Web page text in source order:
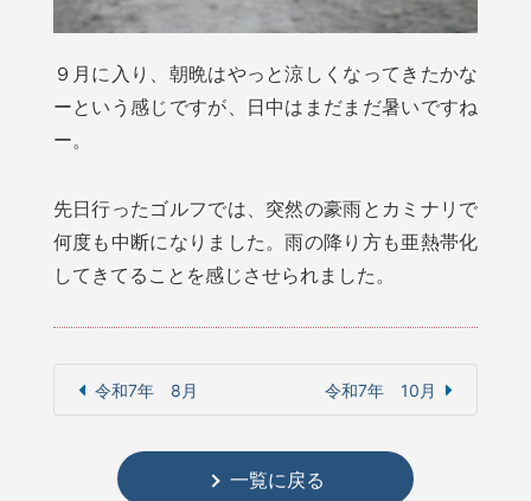
９月に入り、朝晩はやっと涼しくなってきたかな
ーという感じですが、日中はまだまだ暑いですね
ー。
先日行ったゴルフでは、突然の豪雨とカミナリで
何度も中断になりました。雨の降り方も亜熱帯化
してきてることを感じさせられました。
令和7年 8月 令和7年 10月
一覧に戻る